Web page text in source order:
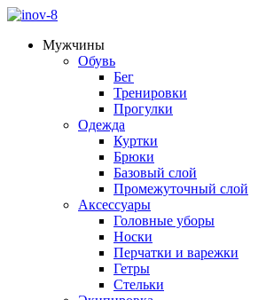
Мужчины
Обувь
Бег
Тренировки
Прогулки
Одежда
Куртки
Брюки
Базовый слой
Промежуточный слой
Аксессуары
Головные уборы
Носки
Перчатки и варежки
Гетры
Стельки